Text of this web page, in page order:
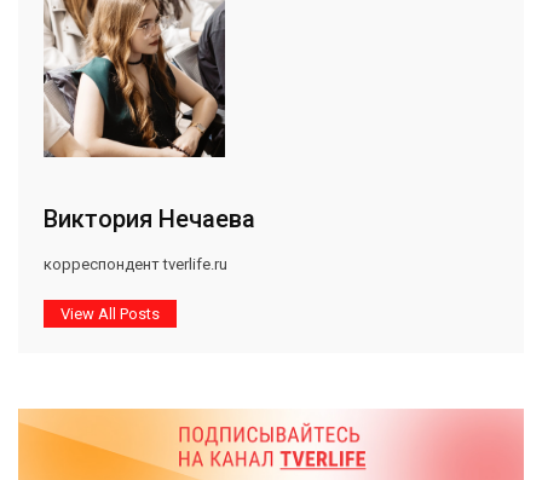
Виктория Нечаева
корреспондент tverlife.ru
View All Posts